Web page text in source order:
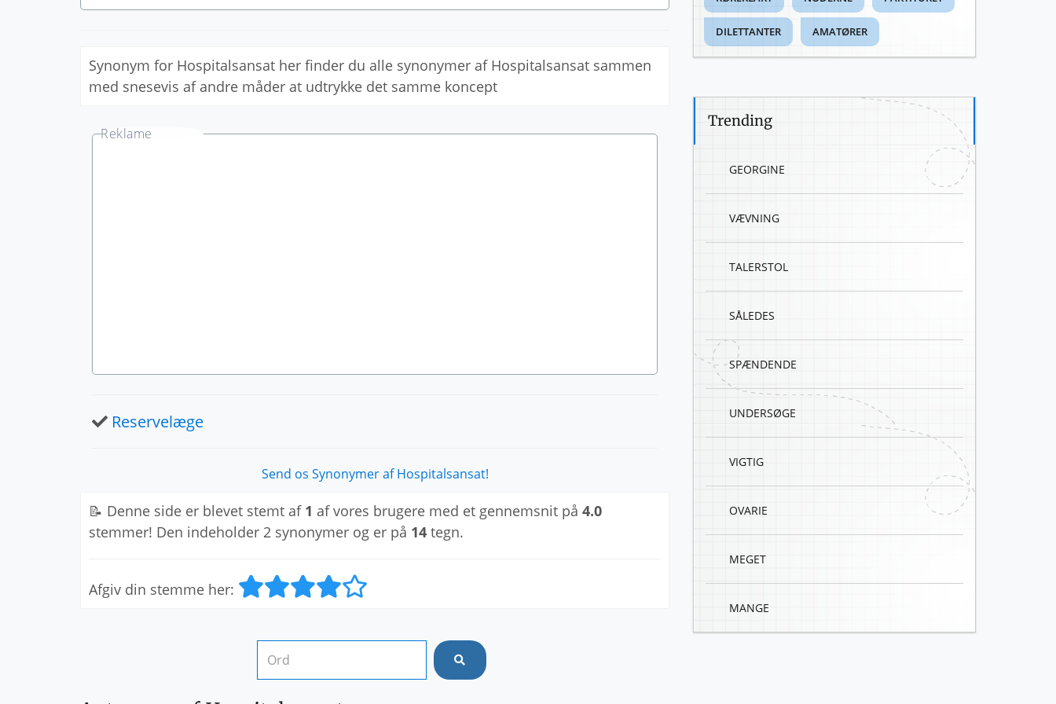
Synonym for Hospitalsansat her finder du alle synonymer af Hospitalsansat sammen
med snesevis af andre måder at udtrykke det samme koncept
Reservelæge
Send os Synonymer af Hospitalsansat!
📝 Denne side er blevet stemt af 1 af vores brugere med et gennemsnit på 4.0
stemmer! Den indeholder 2 synonymer og er på 14 tegn.
Afgiv din stemme her:
DILETTANTER AMATØRER
Trending
GEORGINE
VÆVNING
TALERSTOL
SÅLEDES
SPÆNDENDE
UNDERSØGE
VIGTIG
OVARIE
MEGET
MANGE